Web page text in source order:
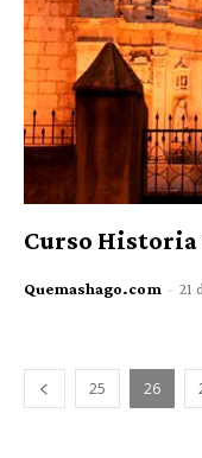
Curso Historia
Quemashago.com - 21
25 26